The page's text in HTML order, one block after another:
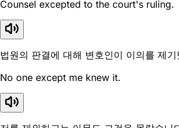
Counsel excepted to the court's ruling.
법원의 판결에 대해 변호인이 이의를 제기
No one except me knew it.